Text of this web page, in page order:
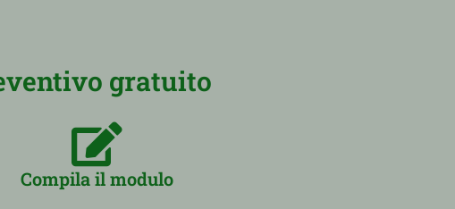
gratuito
Compila il modulo